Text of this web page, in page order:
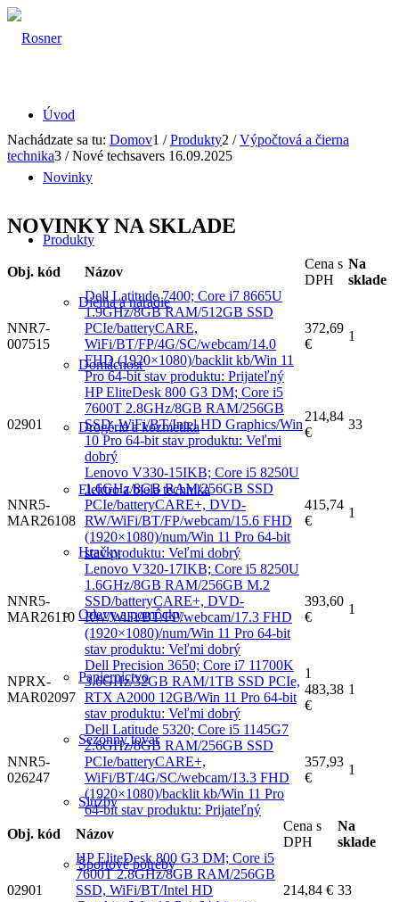
Úvod
Novinky
Produkty
Dielňa a náradie
Domácnosť
Drogéria a kozmetika
Elektro a biela technika
Hračky
Odevy a pomôcky
Papiernictvo
Sezónny tovar
Služby
Športové potreby
Nachádzate sa tu: Domov1 / Produkty2 / Výpočtová a čierna
technika3 / Nové techsavers 16.09.2025
NOVINKY NA SKLADE
Obj. kód Názov
Cena s
DPH
Na
sklade
NNR7-
007515
Dell Latitude 7400; Core i7 8665U
1.9GHz/8GB RAM/512GB SSD
PCIe/batteryCARE,
WiFi/BT/FP/4G/SC/webcam/14.0
FHD (1920×1080)/backlit kb/Win 11
Pro 64-bit stav produktu: Prijateľný
372,69
€
1
02901
HP EliteDesk 800 G3 DM; Core i5
7600T 2.8GHz/8GB RAM/256GB
SSD, WiFi/BT/Intel HD Graphics/Win
10 Pro 64-bit stav produktu: Veľmi
dobrý
214,84
€
33
NNR5-
MAR26108
Lenovo V330-15IKB; Core i5 8250U
1.6GHz/8GB RAM/256GB SSD
PCIe/batteryCARE+, DVD-
RW/WiFi/BT/FP/webcam/15.6 FHD
(1920×1080)/num/Win 11 Pro 64-bit
stav produktu: Veľmi dobrý
415,74
€
1
NNR5-
MAR26110
Lenovo V320-17IKB; Core i5 8250U
1.6GHz/8GB RAM/256GB M.2
SSD/batteryCARE+, DVD-
RW/WiFi/BT/FP/webcam/17.3 FHD
(1920×1080)/num/Win 11 Pro 64-bit
stav produktu: Veľmi dobrý
393,60
€
1
NPRX-
MAR02097
Dell Precision 3650; Core i7 11700K
3.6GHz/32GB RAM/1TB SSD PCIe,
RTX A2000 12GB/Win 11 Pro 64-bit
stav produktu: Veľmi dobrý
1
483,38
€
1
NNR5-
026247
Dell Latitude 5320; Core i5 1145G7
2.6GHz/8GB RAM/256GB SSD
PCIe/batteryCARE+,
WiFi/BT/4G/SC/webcam/13.3 FHD
(1920×1080)/backlit kb/Win 11 Pro
64-bit stav produktu: Prijateľný
357,93
€
1
Obj. kód Názov
Cena s
DPH
Na
sklade
02901
HP EliteDesk 800 G3 DM; Core i5
7600T 2.8GHz/8GB RAM/256GB
SSD, WiFi/BT/Intel HD
214,84 € 33